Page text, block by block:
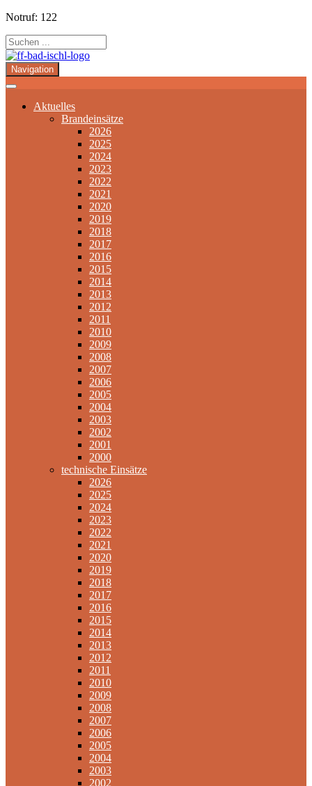
Notruf: 122
Navigation
Aktuelles
Brandeinsätze
2026
2025
2024
2023
2022
2021
2020
2019
2018
2017
2016
2015
2014
2013
2012
2011
2010
2009
2008
2007
2006
2005
2004
2003
2002
2001
2000
technische Einsätze
2026
2025
2024
2023
2022
2021
2020
2019
2018
2017
2016
2015
2014
2013
2012
2011
2010
2009
2008
2007
2006
2005
2004
2003
2002